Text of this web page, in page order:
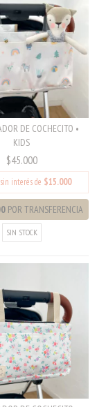
DE COCHECITO •
KIDS
$45.000
interés de $15.000
SIN STOCK